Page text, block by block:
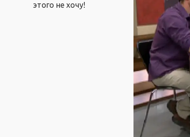
этого не хочу!